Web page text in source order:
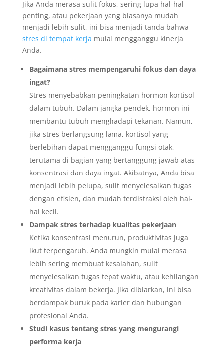
Jika Anda merasa sulit fokus, sering lupa hal-hal
penting, atau pekerjaan yang biasanya mudah
menjadi lebih sulit, ini bisa menjadi tanda bahwa
stres di tempat kerja mulai mengganggu kinerja
Anda.
Bagaimana stres mempengaruhi fokus dan daya
ingat?
Stres menyebabkan peningkatan hormon kortisol
dalam tubuh. Dalam jangka pendek, hormon ini
membantu tubuh menghadapi tekanan. Namun,
jika stres berlangsung lama, kortisol yang
berlebihan dapat mengganggu fungsi otak,
terutama di bagian yang bertanggung jawab atas
konsentrasi dan daya ingat. Akibatnya, Anda bisa
menjadi lebih pelupa, sulit menyelesaikan tugas
dengan efisien, dan mudah terdistraksi oleh hal-
hal kecil.
Dampak stres terhadap kualitas pekerjaan
Ketika konsentrasi menurun, produktivitas juga
ikut terpengaruh. Anda mungkin mulai merasa
lebih sering membuat kesalahan, sulit
menyelesaikan tugas tepat waktu, atau kehilangan
kreativitas dalam bekerja. Jika dibiarkan, ini bisa
berdampak buruk pada karier dan hubungan
profesional Anda.
Studi kasus tentang stres yang mengurangi
performa kerja